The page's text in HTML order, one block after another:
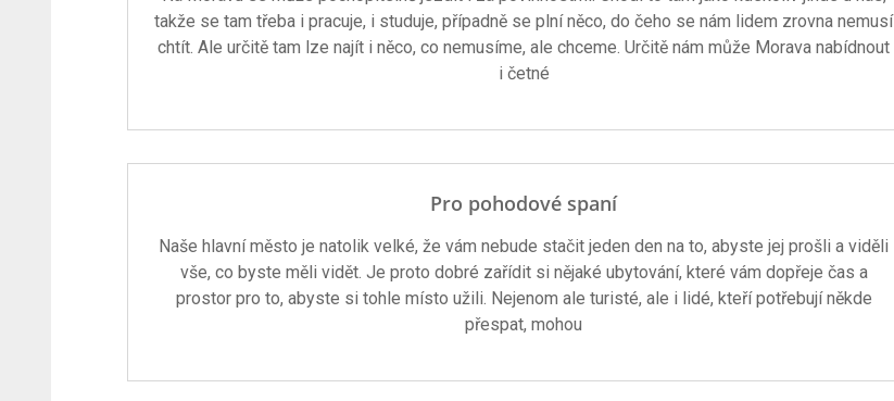
takže se tam třeba i pracuje, i studuje, případně se plní něco, do čeho se nám lidem zrovna nemusí
chtít. Ale určitě tam lze najít i něco, co nemusíme, ale chceme. Určitě nám může Morava nabídnout
i četné
Pro pohodové spaní
Naše hlavní město je natolik velké, že vám nebude stačit jeden den na to, abyste jej prošli a viděli
vše, co byste měli vidět. Je proto dobré zařídit si nějaké ubytování, které vám dopřeje čas a
prostor pro to, abyste si tohle místo užili. Nejenom ale turisté, ale i lidé, kteří potřebují někde
přespat, mohou